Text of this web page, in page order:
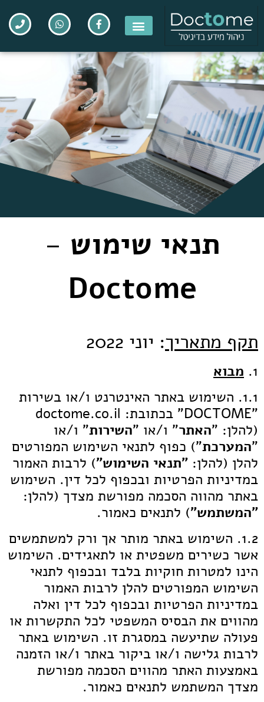
תנאי שימוש -
Doctome
תקף מתאריך: יוני 2022
1. מבוא
1.1. השימוש באתר האינטרנט ו/או בשירות
"DOCTOME" בכתובת: doctome.co.il
(להלן: "האתר" ו/או "השירות" ו/או
"המערכת") כפוף לתנאי השימוש המפורטים
להלן (להלן: "תנאי השימוש") לרבות האמור
במדיניות הפרטיות ובכפוף לכל דין. השימוש
באתר מהווה הסכמה מפורשת מצדך (להלן:
"המשתמש") לתנאים כאמור.
1.2. השימוש באתר מותר אך ורק למשתמשים
אשר כשירים משפטית או לתאגידים. השימוש
הינו למטרות חוקיות בלבד ובכפוף לתנאי
השימוש המפורטים להלן לרבות האמור
במדיניות הפרטיות ובכפוף לכל דין ואלה
מהווים את הבסיס המשפטי לכל התקשרות או
פעולה שתיעשה במסגרת זו. השימוש באתר
לרבות גלישה ו/או ביקור באתר ו/או הזמנה
באמצעות האתר מהווים הסכמה מפורשת
מצדך המשתמש לתנאים כאמור.